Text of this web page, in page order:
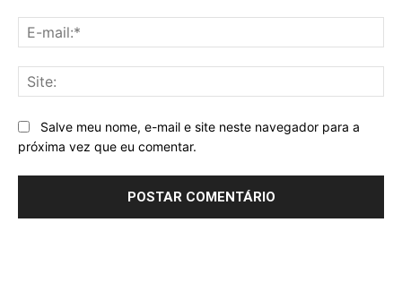
Salve meu nome, e-mail e site neste navegador para a
próxima vez que eu comentar.